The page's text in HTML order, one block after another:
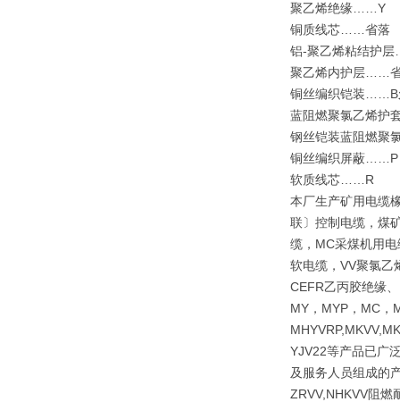
聚乙烯绝缘
铜质线芯……省
铝-聚乙烯粘结
聚乙烯内护层……
铜丝编织铠装……B
蓝阻燃聚氯乙烯
钢丝铠装蓝阻燃
铜丝编织屏蔽
软质线芯……R
本厂生产矿用电缆
联〕控制电缆，煤
缆，MC采煤机用
软电缆，VV聚氯乙
CEFR乙丙胶绝缘
MY，MYP，MC，
YJV22等产品已广
及服务人员组成的
ZRVV,NHKVV阻燃